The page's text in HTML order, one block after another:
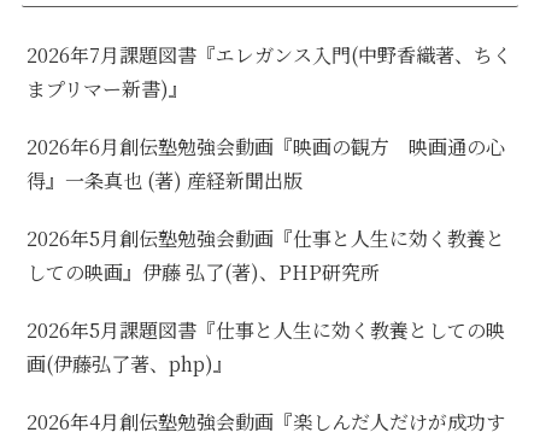
2026年7月課題図書『エレガンス入門(中野香織著、ちく
まプリマー新書)』
2026年6月創伝塾勉強会動画『映画の観方 映画通の心
得』一条真也 (著) 産経新聞出版
2026年5月創伝塾勉強会動画『仕事と人生に効く教養と
しての映画』伊藤 弘了(著)、PHP研究所
2026年5月課題図書『仕事と人生に効く教養としての映
画(伊藤弘了著、php)』
2026年4月創伝塾勉強会動画『楽しんだ人だけが成功す